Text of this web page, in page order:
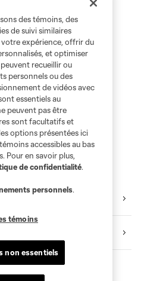
des témoins, des
de suivi similaires
votre expérience, offrir du
et optimiser
recueillir ou
personnels ou des
de vidéos avec
essentiels au
peuvent pas être
sont facultatifs et
options présentées ici
accessibles au bas
Pour en savoir plus,
de confidentialité.
personnels.
témoins
non essentiels